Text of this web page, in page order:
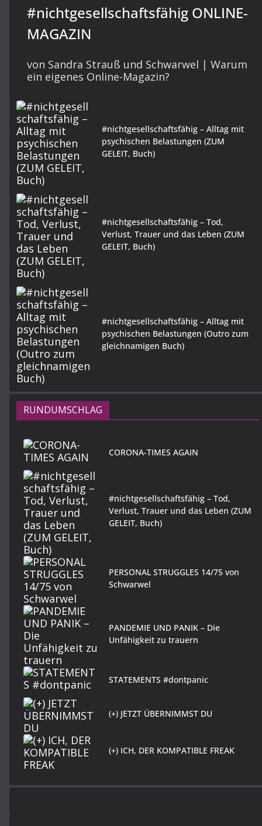
#nichtgesellschaftsfähig ONLINE-
MAGAZIN
von Sandra Strauß und Schwarwel | Warum
ein eigenes Online-Magazin?
#nichtgesellschaftsfähig – Alltag mit
psychischen Belastungen (ZUM
GELEIT, Buch)
#nichtgesellschaftsfähig – Tod,
Verlust, Trauer und das Leben (ZUM
GELEIT, Buch)
#nichtgesellschaftsfähig – Alltag mit
psychischen Belastungen (Outro zum
gleichnamigen Buch)
RUNDUMSCHLAG
CORONA-TIMES AGAIN
#nichtgesellschaftsfähig – Tod,
Verlust, Trauer und das Leben (ZUM
GELEIT, Buch)
PERSONAL STRUGGLES 14/75 von
Schwarwel
PANDEMIE UND PANIK – Die
Unfähigkeit zu trauern
STATEMENTS #dontpanic
(+) JETZT ÜBERNIMMST DU
(+) ICH, DER KOMPATIBLE FREAK